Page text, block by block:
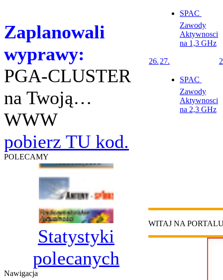
Zaplanowali
wyprawy:
PGA-CLUSTER
na Twoją…
WWW
pobierz TU kod.
POLECAMY
Statystyki
polecanych
Nawigacja
SPAC 
Zawody
Aktywnosci
na 1,3 GHz
26. 27.
SPAC 
Zawody
Aktywnosci
na 2,3 GHz
WITAJ NA